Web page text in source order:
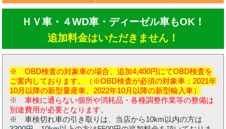
ＨＶ車・４WD車・ディーゼル車もOK！
追加料金はいただきません！
※ OBD検査の対象車の場合、追加4,400円にてOBD検査を
ご案内しております。（※OBD検査が必須の対象車：2021年
10月以降の新型量産車、2022年10月以降の新型輸入車）
※ 車検に通らない個所や消耗品・各種調整作業等の整備は
別途費用が必要となります。
※ 車検切れ車の引き取りは、当店から10km以内の方は